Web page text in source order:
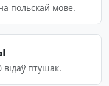
польскай мове.
відаў птушак.